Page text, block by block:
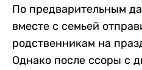
По предварительным
вместе с семьей
родственникам на
Однако после ссоры с